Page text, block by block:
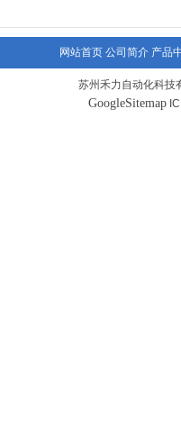
网站首页 公司简介 产品
苏州禾力自动化科技
GoogleSitemap